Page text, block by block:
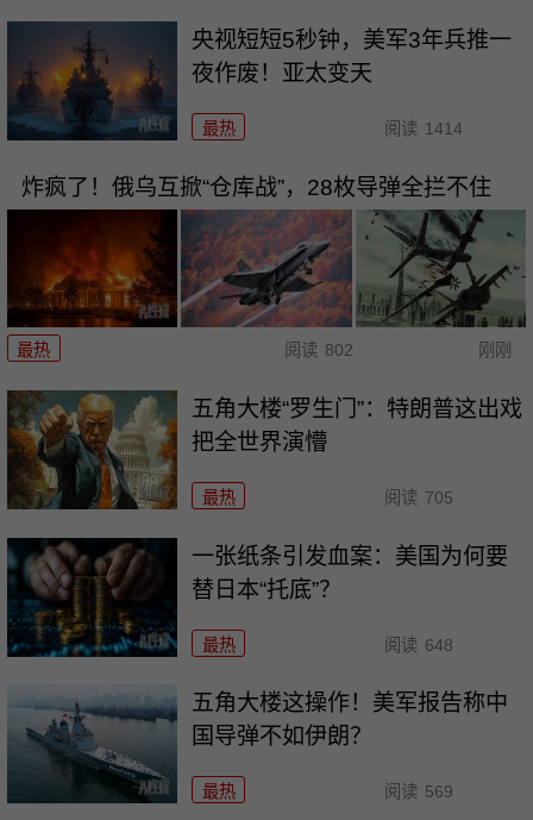
央视短短5秒钟，美军3年兵推一
夜作废！亚太变天
最热 阅读 1414
炸疯了！俄乌互掀“仓库战”，28枚导弹全拦不住
最热 阅读 802 刚刚
五角大楼“罗生门”：特朗普这出戏
把全世界演懵
最热 阅读 705
一张纸条引发血案：美国为何要
替日本“托底”？
最热 阅读 648
五角大楼这操作！美军报告称中
国导弹不如伊朗？
最热 阅读 569